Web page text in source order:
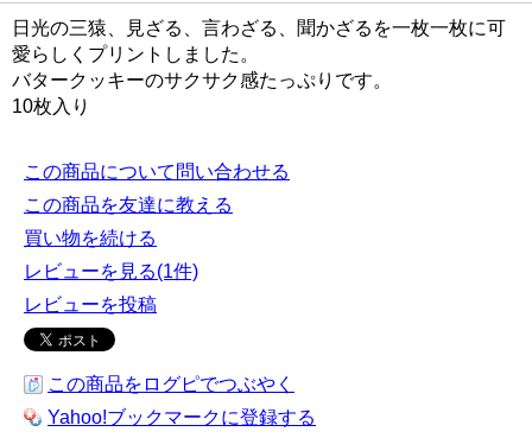
日光の三猿、見ざる、言わざる、聞かざるを一枚一枚に可
愛らしくプリントしました。
バタークッキーのサクサク感たっぷりです。
10枚入り
この商品について問い合わせる
この商品を友達に教える
買い物を続ける
レビューを見る(1件)
レビューを投稿
この商品をログピでつぶやく
Yahoo!ブックマークに登録する